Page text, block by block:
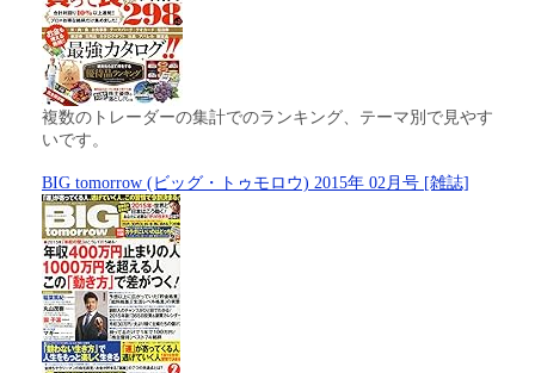
複数のトレーダーの集計でのランキング、テーマ別で見やす
いです。
BIG tomorrow (ビッグ・トゥモロウ) 2015年 02月号 [雑誌]